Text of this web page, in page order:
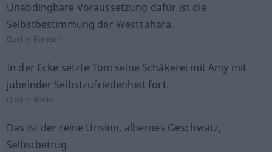
Unabdingbare Voraussetzung dafür ist die
Selbstbestimmung der Westsahara.
Quelle: Europarl
In der Ecke setzte Tom seine Schäkerei mit Amy mit
jubelnder Selbstzufriedenheit fort.
Quelle: Books
Das ist der reine Unsinn, albernes Geschwätz,
Selbstbetrug.